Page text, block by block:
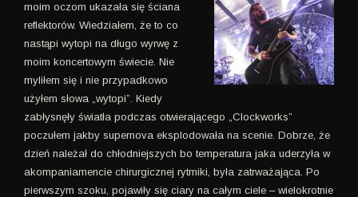
moim oczom ukazała się ściana
reflektorów. Wiedziałem, że to co
nastąpi wytopi na długo wyrwę z
moim koncertowym świecie. Nie
myliłem się i nie przypadkowo
użyłem słowa „wytopi”. Kiedy
zabłysnęły światła podczas otwierającego „Clockworks”
poczułem jakby supernova eksplodowała na scenie. Dobrze, że
dzień należał do chłodniejszych bo temperatura jaka uderzyła w
akompaniamencie chirurgicznej rytmiki, była zatrważająca. Po
pierwszym szoku, pojawiły się ciary na całym ciele – wielokrotnie